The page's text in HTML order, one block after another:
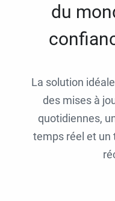
du
La solution
des mises à
quotidiennes,
temps réel et un